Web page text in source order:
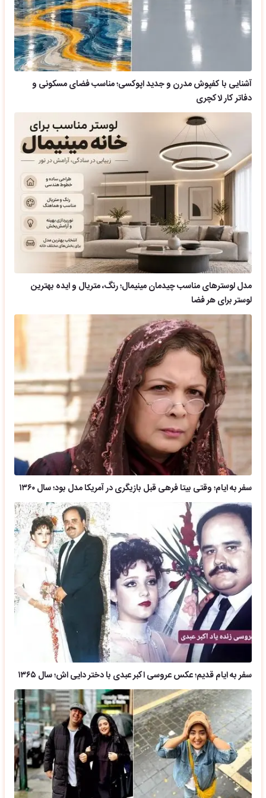
آشنایی با کفپوش مدرن و جدید اپوکسی؛ مناسب فضای مسکونی و
دفاتر کار لاکچری
مدل لوسترهای مناسب چیدمان مینیمال؛ رنگ، متریال و ایده بهترین
لوستر برای هر فضا
سفر به ایام؛ وقتی بیتا فرهی قبل بازیگری در آمریکا مدل بود؛ سال ۱۳۶۰
سفر به ایام قدیم؛ عکس عروسی اکبر عبدی با دختر دایی اش؛ سال ۱۳۶۵